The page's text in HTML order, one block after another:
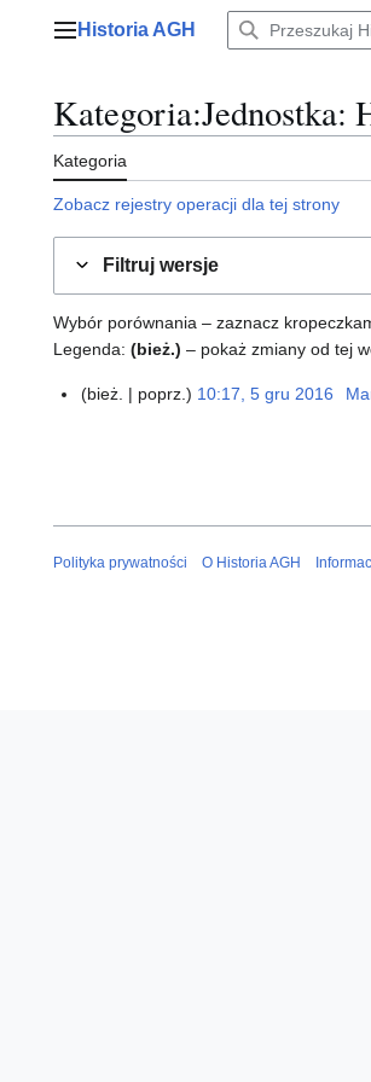
Menu główne
Historia AGH
Kategoria:Jednostka:
Kategoria
Zobacz rejestry operacji dla tej strony
Filtruj wersje
Wybór porównania – zaznacz
Legenda: (bież.) – pokaż zmiany od tej
5
0
1
bież. poprz. 10:17, 5 gru 2016
Polityka prywatności O Historia AGH